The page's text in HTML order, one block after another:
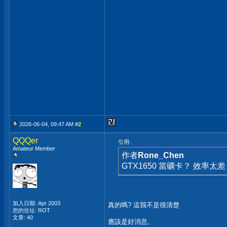
2026-06-04, 09:47 AM #2
QQQer
Amateur Member
加入日期: Apr 2003
您的住址: ROT
文章: 40
引用:
作者Rone_Chen
GTX1650 當礦卡？ 效率太差
真的嗎? 這我不是很清楚
應該是好消息。